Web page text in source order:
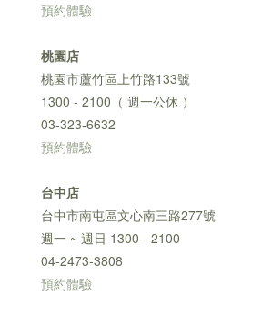
預約體驗
桃園店
桃園市蘆竹區上竹路133號
1300 - 2100（ 週一公休 ）
03-323-6632
預約體驗
台中店
台中市南屯區文心南三路277號
週一 ~ 週日 1300 - 2100
04-2473-3808
預約體驗